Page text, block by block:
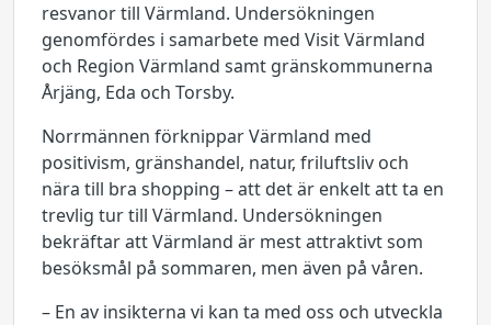
resvanor till Värmland. Undersökningen
genomfördes i samarbete med Visit Värmland
och Region Värmland samt gränskommunerna
Årjäng, Eda och Torsby.
Norrmännen förknippar Värmland med
positivism, gränshandel, natur, friluftsliv och
nära till bra shopping – att det är enkelt att ta en
trevlig tur till Värmland. Undersökningen
bekräftar att Värmland är mest attraktivt som
besöksmål på sommaren, men även på våren.
– En av insikterna vi kan ta med oss och utveckla